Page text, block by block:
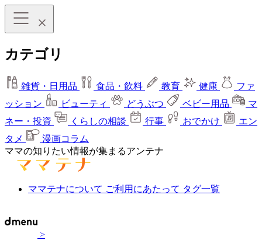
カテゴリ
雑貨・日用品 食品・飲料 教育 健康
ファ
ッション
ビューティ どうぶつ ベビー用品
マ
ネー・投資
くらしの相談 行事 おでかけ
エン
タメ
漫画コラム
ママの知りたい情報が集まるアンテナ
ママテナについて ご利用にあたって タグ一覧
>